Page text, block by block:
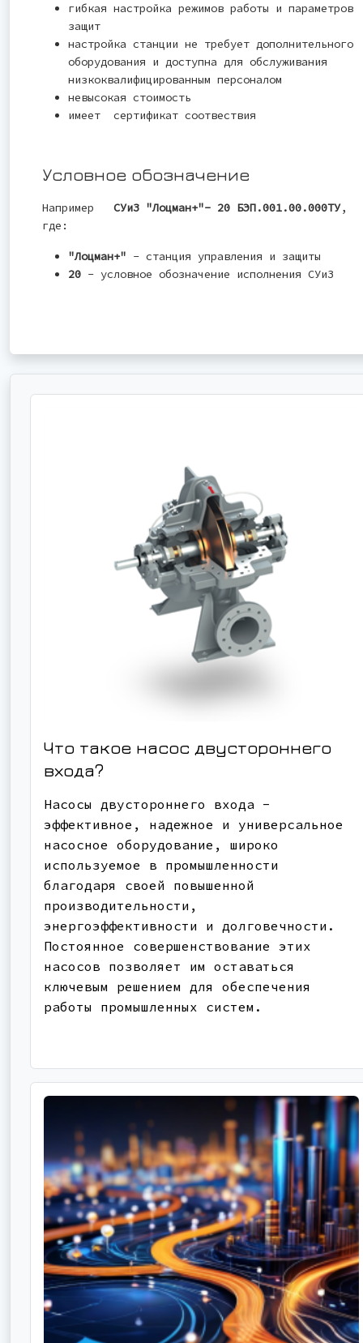
гибкая настройка режимов работы и параметров
защит
настройка станции не требует дополнительного
оборудования и доступна для обслуживания
низкоквалифицированным персоналом
невысокая стоимость
имеет сертификат соотвествия
Условное обозначение
Например СУиЗ "Лоцман+"- 20 БЭП.001.00.000ТУ,
где:
"Лоцман+" - станция управления и защиты
20 - условное обозначение исполнения СУиЗ
Что такое насос двустороннего
входа?
Насосы двустороннего входа -
эффективное, надежное и универсальное
насосное оборудование, широко
используемое в промышленности
благодаря своей повышенной
производительности,
энергоэффективности и долговечности.
Постоянное совершенствование этих
насосов позволяет им оставаться
ключевым решением для обеспечения
работы промышленных систем.